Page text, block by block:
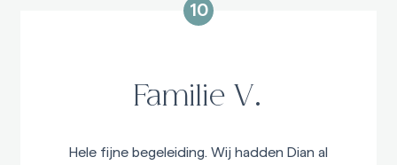
10
Familie V.
Hele fijne begeleiding. Wij hadden Dian al